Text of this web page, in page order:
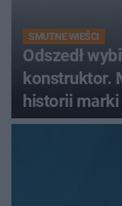
SMUTNE WIEŚCI
Odszedł
konstruktor.
historii